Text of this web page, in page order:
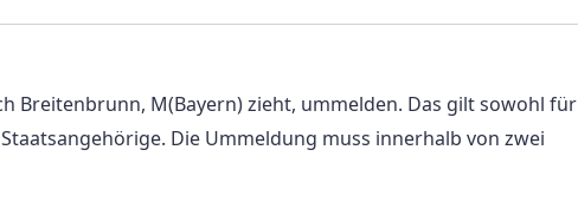
Breitenbrunn, M(Bayern) zieht, ummelden. Das gilt sowohl für
Die Ummeldung muss innerhalb von zwei